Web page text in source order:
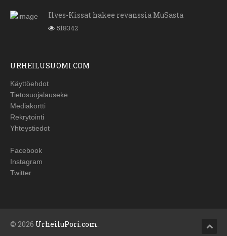
Ilves-Kissat hakee revanssia MuSasta
518342
URHEILUSUOMI.COM
Käyttöehdot
Tietosuojalauseke
Mediakortti
Rekrytointi
Yhteystiedot
Facebook
Instagram
Twitter
© 2026 UrheiluPori.com.